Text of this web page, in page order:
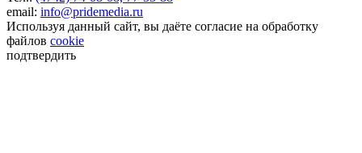
email: info@pridemedia.ru
Используя данный сайт, вы даёте согласие на обработку
файлов cookie
подтвердить